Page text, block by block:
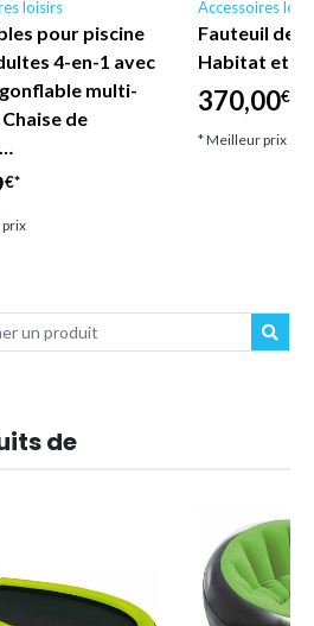
loisirs
pour piscine
4-en-1 avec
multi-
de
€*
Accessoires
Fauteuil de
Habitat et
370,00€*
* Meilleur prix
de